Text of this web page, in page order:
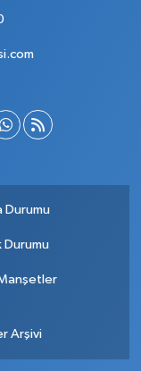
Durumu
Durumu
Arşivi